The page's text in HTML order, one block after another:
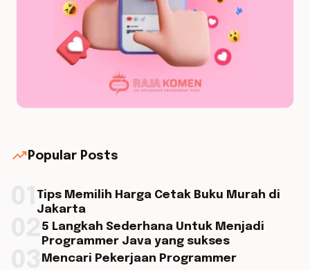
trending_up Popular Posts
Tips Memilih Harga Cetak Buku Murah di
Jakarta
5 Langkah Sederhana Untuk Menjadi
Programmer Java yang sukses
Mencari Pekerjaan Programmer